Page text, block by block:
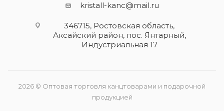
kristall-kanc@mail.ru
346715, Ростовская область​,
Аксайский район, пос. Янтарный,
Индустриальная 17
2026 © Оптовая торговля канцтоварами и подарочной
продукцией